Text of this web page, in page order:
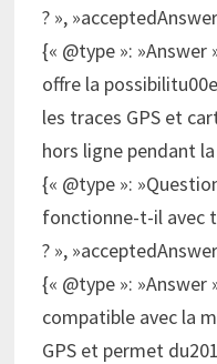
? »,
{« @type »:
offre la
les traces GPS et
hors ligne pendant
{« @type »:
fonctionne-t-il avec
? »,
{« @type »:
compatible avec la
GPS et permet